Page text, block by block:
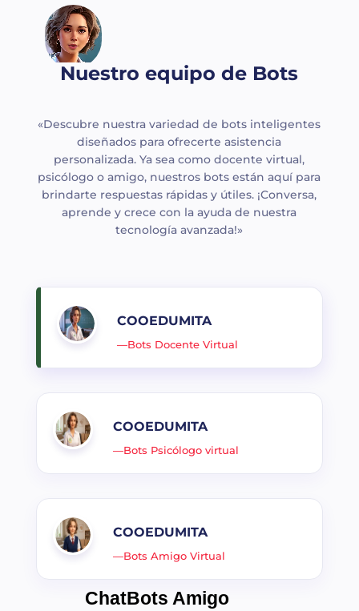
Nuestro equipo de Bots
«Descubre nuestra variedad de bots inteligentes
diseñados para ofrecerte asistencia
personalizada. Ya sea como docente virtual,
psicólogo o amigo, nuestros bots están aquí para
brindarte respuestas rápidas y útiles. ¡Conversa,
aprende y crece con la ayuda de nuestra
tecnología avanzada!»
COOEDUMITA
—Bots Docente Virtual
COOEDUMITA
—Bots Psicólogo virtual
COOEDUMITA
—Bots Amigo Virtual
ChatBots Amigo